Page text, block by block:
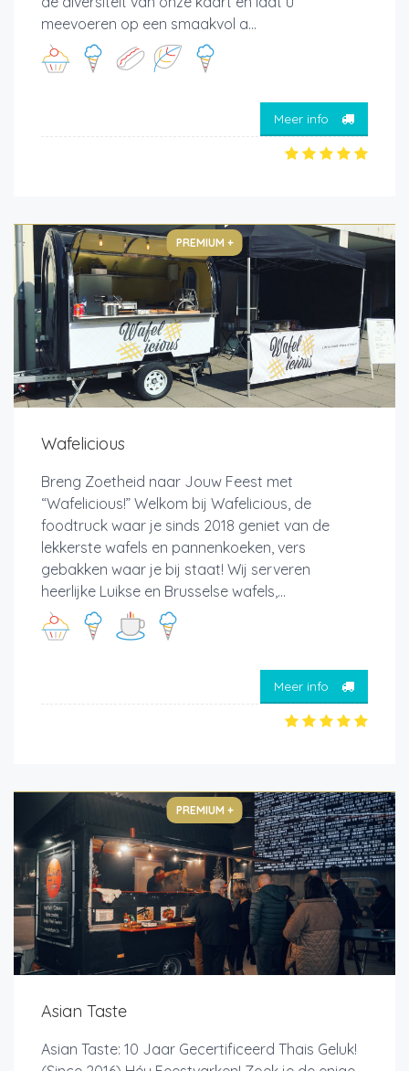
meevoeren op een smaakvol a...
Meer info
PREMIUM +
Wafelicious
Breng Zoetheid naar Jouw Feest met
“Wafelicious!” Welkom bij Wafelicious, de
foodtruck waar je sinds 2018 geniet van de
lekkerste wafels en pannenkoeken, vers
gebakken waar je bij staat! Wij serveren
heerlijke Luikse en Brusselse wafels,...
Meer info
PREMIUM +
Asian Taste
Asian Taste: 10 Jaar Gecertificeerd Thais Geluk!